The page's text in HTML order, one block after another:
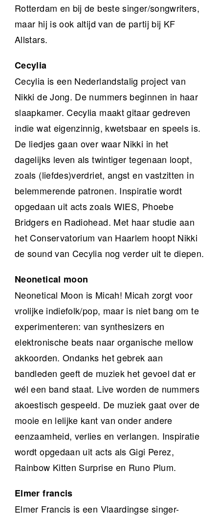
Rotterdam en bij de beste singer/songwriters,
maar hij is ook altijd van de partij bij KF
Allstars.
Cecylia
Cecylia is een Nederlandstalig project van
Nikki de Jong. De nummers beginnen in haar
slaapkamer. Cecylia maakt gitaar gedreven
indie wat eigenzinnig, kwetsbaar en speels is.
De liedjes gaan over waar Nikki in het
dagelijks leven als twintiger tegenaan loopt,
zoals (liefdes)verdriet, angst en vastzitten in
belemmerende patronen. Inspiratie wordt
opgedaan uit acts zoals WIES, Phoebe
Bridgers en Radiohead. Met haar studie aan
het Conservatorium van Haarlem hoopt Nikki
de sound van Cecylia nog verder uit te diepen.
Neonetical moon
Neonetical Moon is Micah! Micah zorgt voor
vrolijke indiefolk/pop, maar is niet bang om te
experimenteren: van synthesizers en
elektronische beats naar organische mellow
akkoorden. Ondanks het gebrek aan
bandleden geeft de muziek het gevoel dat er
wél een band staat. Live worden de nummers
akoestisch gespeeld. De muziek gaat over de
mooie en lelijke kant van onder andere
eenzaamheid, verlies en verlangen. Inspiratie
wordt opgedaan uit acts als Gigi Perez,
Rainbow Kitten Surprise en Runo Plum.
Elmer francis
Elmer Francis is een Vlaardingse singer-